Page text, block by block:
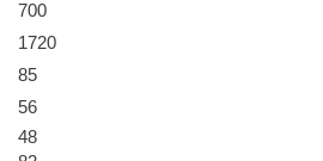
700
1720
85
56
48